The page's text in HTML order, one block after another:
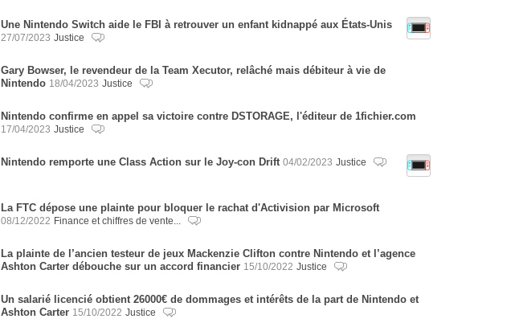
Une Nintendo Switch aide le FBI à retrouver un enfant kidnappé aux États-Unis
27/07/2023 Justice
Gary Bowser, le revendeur de la Team Xecutor, relâché mais débiteur à vie de
Nintendo 18/04/2023 Justice
Nintendo confirme en appel sa victoire contre DSTORAGE, l'éditeur de 1fichier.com
17/04/2023 Justice
Nintendo remporte une Class Action sur le Joy-con Drift 04/02/2023 Justice
La FTC dépose une plainte pour bloquer le rachat d'Activision par Microsoft
08/12/2022 Finance et chiffres de vente...
La plainte de l’ancien testeur de jeux Mackenzie Clifton contre Nintendo et l’agence
Ashton Carter débouche sur un accord financier 15/10/2022 Justice
Un salarié licencié obtient 26000€ de dommages et intérêts de la part de Nintendo et
Ashton Carter 15/10/2022 Justice